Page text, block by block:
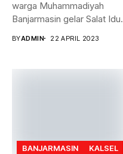
warga Muhammadiyah
Banjarmasin gelar Salat Idul
BYADMIN 22 APRIL 2023
BANJARMASIN KALSEL